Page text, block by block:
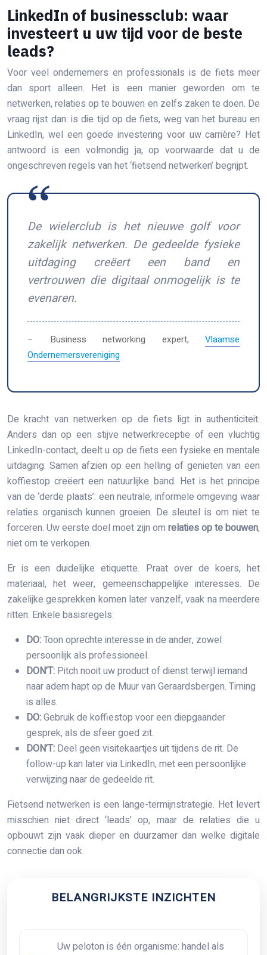
LinkedIn of businessclub: waar
investeert u uw tijd voor de beste
leads?
Voor veel ondernemers en professionals is de fiets meer
dan sport alleen. Het is een manier geworden om te
netwerken, relaties op te bouwen en zelfs zaken te doen. De
vraag rijst dan: is die tijd op de fiets, weg van het bureau en
LinkedIn, wel een goede investering voor uw carrière? Het
antwoord is een volmondig ja, op voorwaarde dat u de
ongeschreven regels van het ‘fietsend netwerken’ begrijpt.
De wielerclub is het nieuwe golf voor
zakelijk netwerken. De gedeelde fysieke
uitdaging creëert een band en
vertrouwen die digitaal onmogelijk is te
evenaren.
– Business networking expert, Vlaamse
Ondernemersvereniging
De kracht van netwerken op de fiets ligt in authenticiteit.
Anders dan op een stijve netwerkreceptie of een vluchtig
LinkedIn-contact, deelt u op de fiets een fysieke en mentale
uitdaging. Samen afzien op een helling of genieten van een
koffiestop creëert een natuurlijke band. Het is het principe
van de ‘derde plaats’: een neutrale, informele omgeving waar
relaties organisch kunnen groeien. De sleutel is om niet te
forceren. Uw eerste doel moet zijn om relaties op te bouwen,
niet om te verkopen.
Er is een duidelijke etiquette. Praat over de koers, het
materiaal, het weer, gemeenschappelijke interesses. De
zakelijke gesprekken komen later vanzelf, vaak na meerdere
ritten. Enkele basisregels:
DO:Toon oprechte interesse in de ander, zowel
persoonlijk als professioneel.
DON’T: Pitch nooit uw product of dienst terwijl iemand
naar adem hapt op de Muur van Geraardsbergen. Timing
is alles.
DO:Gebruik de koffiestop voor een diepgaander
gesprek, als de sfeer goed zit.
DON’T: Deel geen visitekaartjes uit tijdens de rit. De
follow-up kan later via LinkedIn, met een persoonlijke
verwijzing naar de gedeelde rit.
Fietsend netwerken is een lange-termijnstrategie. Het levert
misschien niet direct ‘leads’ op, maar de relaties die u
opbouwt zijn vaak dieper en duurzamer dan welke digitale
connectie dan ook.
BELANGRIJKSTE INZICHTEN
Uw peloton is één organisme: handel als